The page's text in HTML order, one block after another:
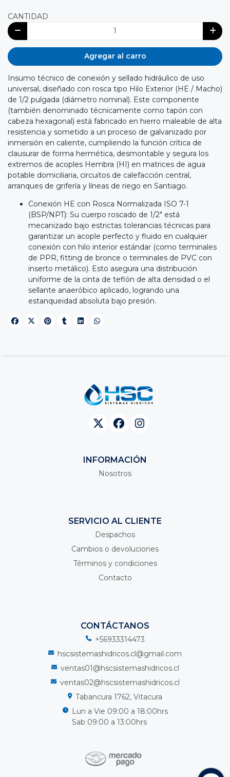
CANTIDAD
Agregar al carro
Insumo técnico de conexión y sellado hidráulico de uso
universal, diseñado con rosca tipo Hilo Exterior (HE / Macho)
de 1/2 pulgada (diámetro nominal). Este componente
(también denominado técnicamente como tapón con
cabeza hexagonal) está fabricado en hierro maleable de alta
resistencia y sometido a un proceso de galvanizado por
inmersión en caliente, cumpliendo la función crítica de
clausurar de forma hermética, desmontable y segura los
extremos de acoples Hembra (HI) en matrices de agua
potable domiciliaria, circuitos de calefacción central,
arranques de grifería y líneas de riego en Santiago.
Conexión HE con Rosca Normalizada ISO 7-1
(BSP/NPT): Su cuerpo roscado de 1/2" está
mecanizado bajo estrictas tolerancias técnicas para
garantizar un acople perfecto y fluido en cualquier
conexión con hilo interior estándar (como terminales
de PPR, fitting de bronce o terminales de PVC con
inserto metálico). Esto asegura una distribución
uniforme de la cinta de teflón de alta densidad o el
sellante anaeróbico aplicado, logrando una
estanqueidad absoluta bajo presión.
INFORMACIÓN
Nosotros
SERVICIO AL CLIENTE
Despachos
Cambios o devoluciones
Términos y condiciones
Contacto
CONTÁCTANOS
+56933314473
hscsistemashidricos.cl@gmail.com
ventas01@hscsistemashidricos.cl
ventas02@hscsistemashidricos.cl
Tabancura 1762, Vitacura
Lun a Vie 09:00 a 18:00hrs
Sab 09:00 a 13:00hrs